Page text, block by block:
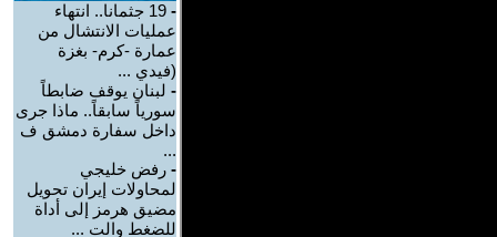
-
19 جثمانا.. انتهاء
عمليات الانتشال من
عمارة -كرم- بغزة
(فيدي ...
- لبنان يوقف ضابطاً
سورياً سابقاً.. ماذا جرى
داخل سفارة دمشق ف
...
- رفض خليجي
لمحاولات إيران تحويل
مضيق هرمز إلى أداة
للضغط والت ...